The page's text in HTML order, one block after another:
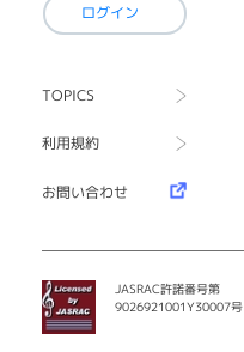
ログイン
TOPICS
利用規約
お問い合わせ
JASRAC許諾番号第
9026921001Y30007号